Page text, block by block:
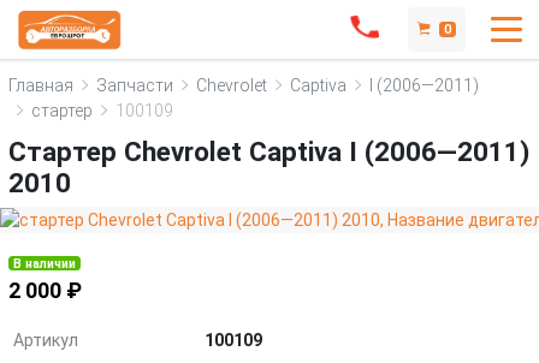
0
Главная Запчасти Chevrolet Captiva
I (2006—2011)
стартер
100109
Стартер Chevrolet Captiva I (2006—2011)
2010
В наличии
2 000 ₽
Артикул
100109